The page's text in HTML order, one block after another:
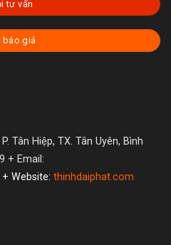
tư vấn
báo giá
Tân Hiệp, TX. Tân Uyên, Bình
+ Email:
+ Website: thinhdaiphat.com